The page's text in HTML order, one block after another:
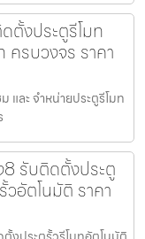
ตั้งประตูรีโมท
ครบวงจร ราคา
และ จำหน่ายประตูรีโมท
รับติดตั้งประตู
อัตโนมัติ ราคา